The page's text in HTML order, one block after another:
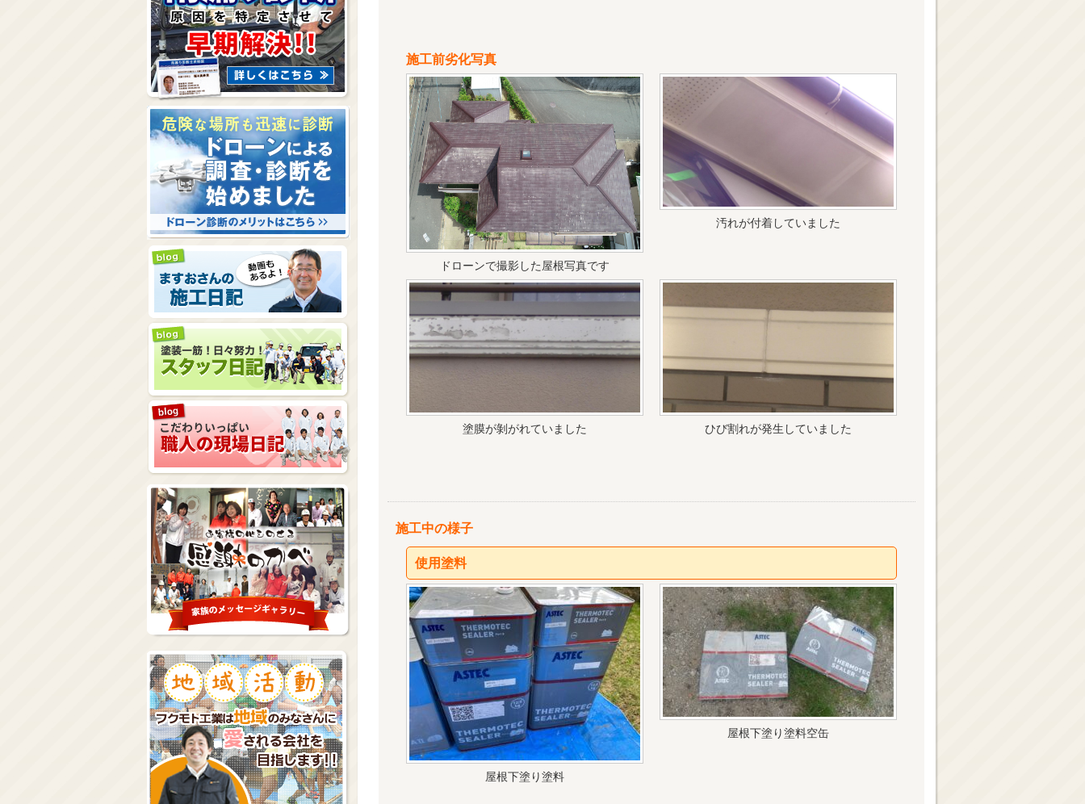
施工前劣化写真
ドローンで撮影した屋根写真です
汚れが付着していました
塗膜が剝がれていました ひび割れが発生していました
施工中の様子
使用塗料
屋根下塗り塗料
屋根下塗り塗料空缶